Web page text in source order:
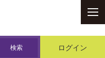
検索 ログイン